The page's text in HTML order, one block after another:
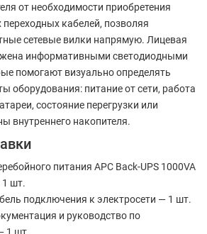
от необходимости приобретения
кабелей, позволяя
сетевые вилки напрямую. Лицевая
информативными светодиодными
помогают визуально определять
оборудования: питание от сети, работа
состояние перегрузки или
внутреннего накопителя.
питания APC Back-UPS 1000VA
1 шт.
подключения к электросети — 1 шт.
и руководство по
1 шт.